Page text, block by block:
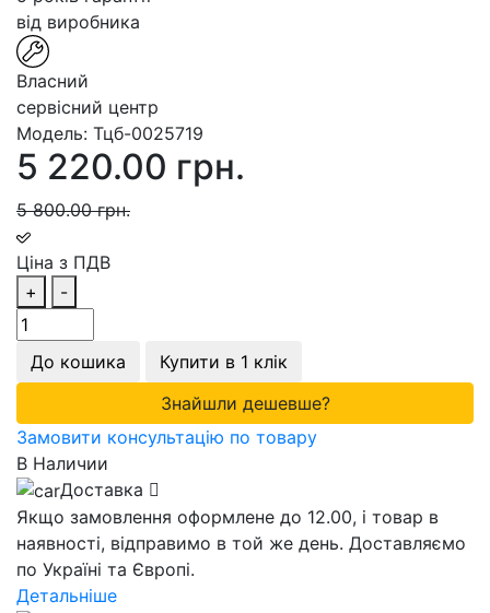
від виробника
Власний
сервісний центр
Модель: Тцб-0025719
5 220.00 грн.
5 800.00 грн.
Ціна з ПДВ
+
-
До кошика
Купити в 1 клік
Знайшли дешевше?
Замовити консультацію по товару
В Наличии
Доставка
Якщо замовлення оформлене до 12.00, і товар в
наявності, відправимо в той же день. Доставляємо
по Україні та Європі.
Детальніше